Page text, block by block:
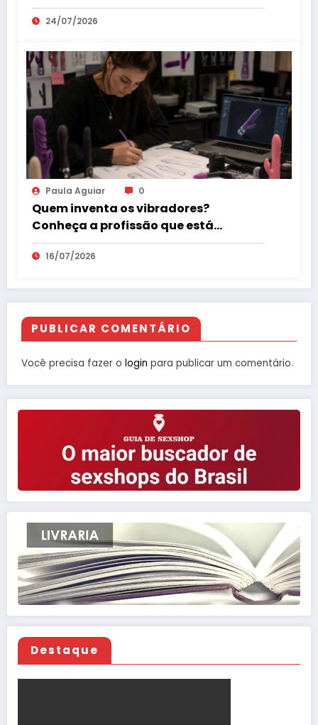
24/07/2026
Paula Aguiar 0
Quem inventa os vibradores?
Conheça a profissão que está
revolucionando o mercado erótico
16/07/2026
PUBLICAR COMENTÁRIO
Você precisa fazer o login para publicar um comentário.
Destaque